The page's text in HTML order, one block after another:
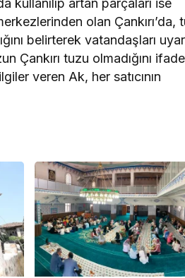
kullanılıp artan parçaları ise
olan Çankırı’da,
belirterek vatandaşları
Çankırı tuzu olmadığını ifade
veren Ak, her satıcının